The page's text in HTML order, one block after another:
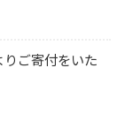
ご寄付をいた